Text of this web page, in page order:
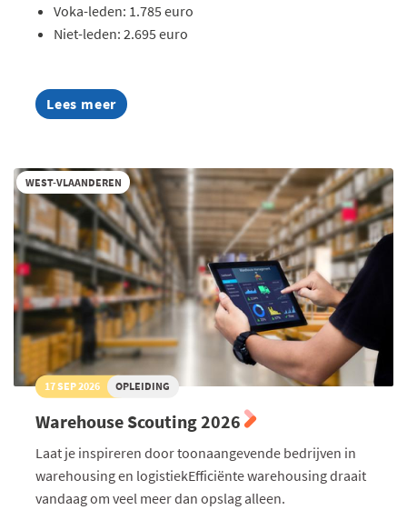
Voka-leden: 1.785 euro
Niet-leden: 2.695 euro
Lees meer
about
AI
2026
WEST-VLAANDEREN
17 SEP 2026 OPLEIDING
Warehouse Scouting 2026
Laat je inspireren door toonaangevende bedrijven in
warehousing en logistiekEfficiënte warehousing draait
vandaag om veel meer dan opslag alleen.